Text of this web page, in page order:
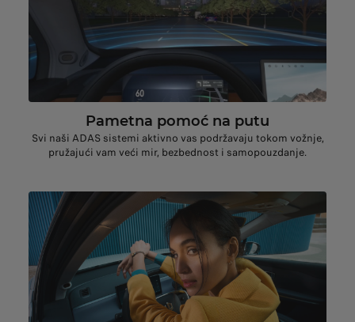
Pametna pomoć na putu
Svi naši ADAS sistemi aktivno vas podržavaju tokom vožnje,
pružajući vam veći mir, bezbednost i samopouzdanje.